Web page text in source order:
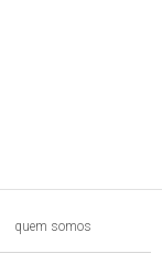
quem somos